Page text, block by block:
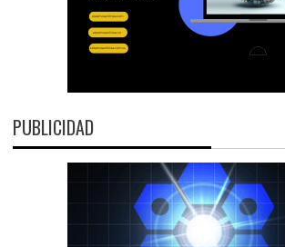
PUBLICIDAD